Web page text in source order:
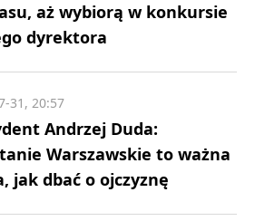
aż wybiorą w konkursie
dyrektora
Andrzej Duda:
Warszawskie to ważna
jak dbać o ojczyznę
31, 20:57